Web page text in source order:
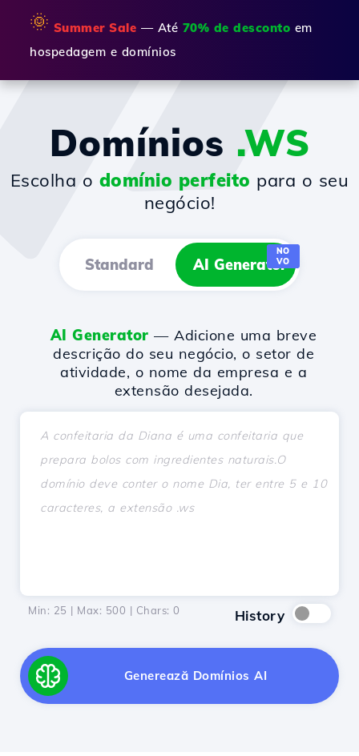
🌞 Summer Sale — Até 70% de desconto em
hospedagem e domínios
Domínios .WS
Escolha o domínio perfeito para o seu
negócio!
Standard AI Generator
NO
VO
AI Generator — Adicione uma breve
descrição do seu negócio, o setor de
atividade, o nome da empresa e a
extensão desejada.
Min: 25 | Max: 500 | Chars: 0 History
Generează Domínios AI